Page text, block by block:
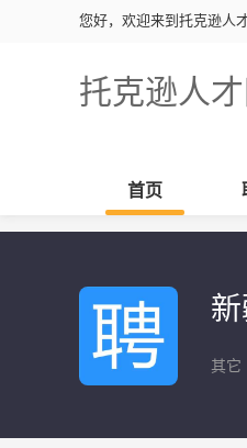
您好，欢迎来到托克逊人才
托克逊人
首页
其它